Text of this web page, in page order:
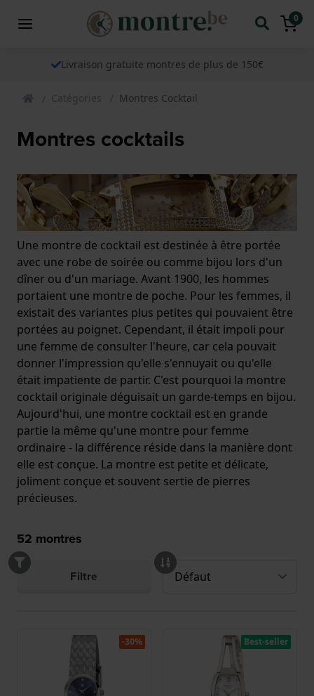
0
Livraison gratuite montres de plus de 150€
Catégories Montres Cocktail
Montres cocktails
Une montre de cocktail est destinée à être portée
avec une robe de soirée ou comme bijou lors d'un
dîner ou d'un mariage. Avant 1900, les hommes
portaient une montre de poche. Pour les femmes, il
existait des variantes plus petites qui pouvaient être
portées au poignet. Cependant, il était impoli pour
une femme de consulter l'heure, car cela pouvait
donner l'impression qu'elle s'ennuyait ou qu'elle
était impatiente de partir. C'est pourquoi la montre
cocktail originale déguisait un garde-temps en bijou.
Aujourd'hui, une montre cocktail est en grande
partie la même qu'une montre pour femme
ordinaire - la différence réside dans la manière dont
elle est conçue. La montre est petite et délicate,
joliment conçue et souvent sertie de pierres
précieuses.
52 montres
Filtre
-30% Best-seller